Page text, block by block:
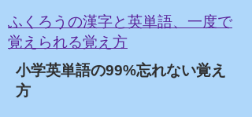
ふくろうの漢字と英単語、一度で
覚えられる覚え方
​小学英単語の99%忘れない覚え
方